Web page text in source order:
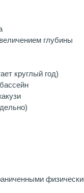
глубины
круглый год)